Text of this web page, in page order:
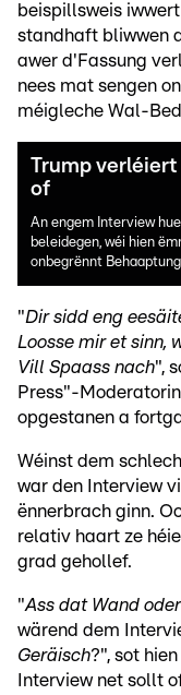
beispillsweis
standhaft bliwwen
awer d'Fassung
nees mat sengen
méigleche Wal-
Trump
of
An engem Interview
beleidegen, wéi hien
onbegrënnt
"Dir sidd eng
Loosse mir et sinn,
Vill Spaass nach",
Press"-
opgestanen a
Wéinst dem
war den Interview
ënnerbrach ginn.
relativ haart ze
grad gehollef.
"Ass dat Wand
wärend dem
Geräisch?", sot
Interview net sollt